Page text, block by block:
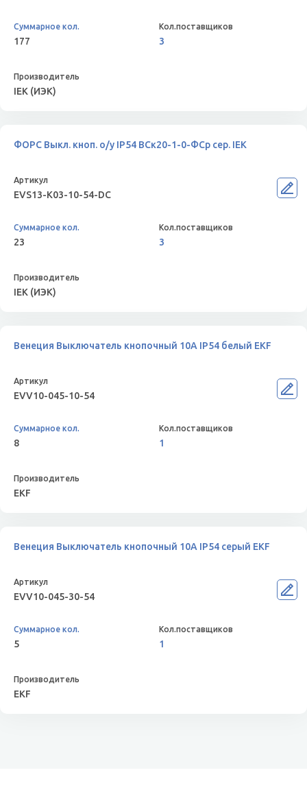
177 3
IEK (ИЭК)
ФОРС Выкл. кноп. о/у IP54 ВСк20-1-0-ФСр сер. IEK
EVS13-K03-10-54-DC
23 3
IEK (ИЭК)
Венеция Выключатель кнопочный 10А IP54 белый EKF
EVV10-045-10-54
8 1
EKF
Венеция Выключатель кнопочный 10А IP54 серый EKF
EVV10-045-30-54
5 1
EKF